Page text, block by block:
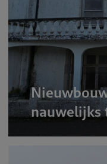
nauwelijks